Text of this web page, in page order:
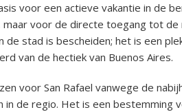
voor een actieve vakantie in de
maar voor de directe toegang tot
de stad is bescheiden; het is een
van de hectiek van Buenos Aires.
voor San Rafael vanwege de
in de regio. Het is een bestemming